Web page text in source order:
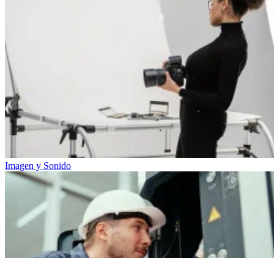
Imagen y Sonido